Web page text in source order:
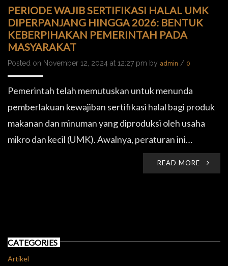
PERIODE WAJIB SERTIFIKASI HALAL UMK
DIPERPANJANG HINGGA 2026: BENTUK
KEBERPIHAKAN PEMERINTAH PADA
MASYARAKAT
Posted on November 12, 2024 at 12:27 pm by admin / 0
Pemerintah telah memutuskan untuk menunda
pemberlakuan kewajiban sertifikasi halal bagi produk
makanan dan minuman yang diproduksi oleh usaha
mikro dan kecil (UMK). Awalnya, peraturan ini…
READ MORE
CATEGORIES
Artikel